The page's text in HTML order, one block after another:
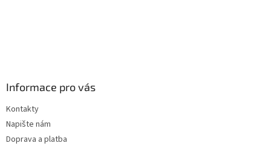
Informace pro vás
Kontakty
Napište nám
Doprava a platba